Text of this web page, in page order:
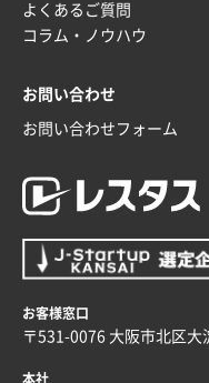
よくあるご質問
コラム・ノウハウ
お問い合わせ
お問い合わせフォーム
お客様窓口
〒531-0076 大阪市北区大
本社